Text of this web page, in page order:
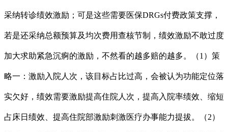
采纳转诊绩效激励；可是这些需要医保DRGs付费政策支撑，
若是还采纳总额预算及均次费用查核节制，绩效激励不敢过度
加大求助紧急沉痾的激励，不然看的越多赔的越多。（1）策
略一：激励入院人次，该目标占比过高，会被认为功能定位落
实欠好，绩效需要激励提高住院人次，提高入院率绩效、缩短
占床日绩效、提高住院部激励刺激医疗办事能力提拔。（2）